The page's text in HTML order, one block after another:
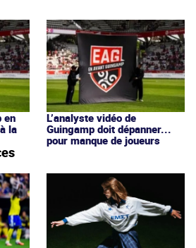
en
la
L’analyste vidéo de
Guingamp doit dépanner...
pour manque de joueurs